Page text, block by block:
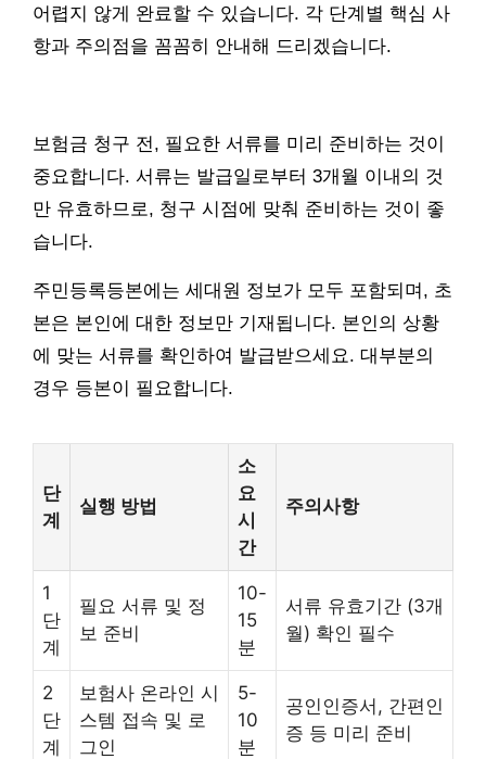
어렵지 않게 완료할 수 있습니다. 각 단계별 핵심 사
항과 주의점을 꼼꼼히 안내해 드리겠습니다.
보험금 청구 전, 필요한 서류를 미리 준비하는 것이
중요합니다. 서류는 발급일로부터 3개월 이내의 것
만 유효하므로, 청구 시점에 맞춰 준비하는 것이 좋
습니다.
주민등록등본에는 세대원 정보가 모두 포함되며, 초
본은 본인에 대한 정보만 기재됩니다. 본인의 상황
에 맞는 서류를 확인하여 발급받으세요. 대부분의
경우 등본이 필요합니다.
단
계
실행 방법
소
요
시
간
주의사항
1
단
계
필요 서류 및 정
보 준비
10-
15
분
서류 유효기간 (3개
월) 확인 필수
2
단
계
보험사 온라인 시
스템 접속 및 로
그인
5-
10
분
공인인증서, 간편인
증 등 미리 준비